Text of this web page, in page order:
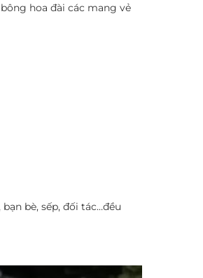
hoa đài các mang vẻ
bè, sếp, đối tác…đều